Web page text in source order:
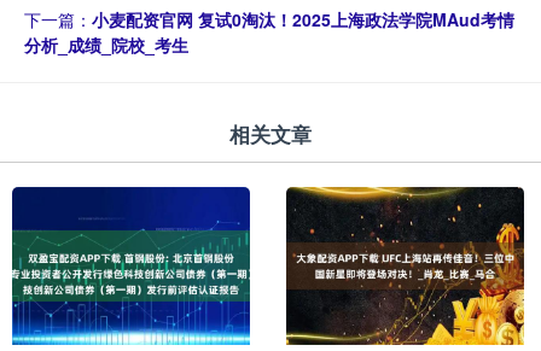
下一篇： 小麦配资官网 复试0淘汰！2025上海政法学院MAud考情
分析_成绩_院校_考生
相关文章